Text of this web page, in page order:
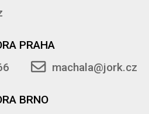
PRAHA
machala@jork.cz
BRNO